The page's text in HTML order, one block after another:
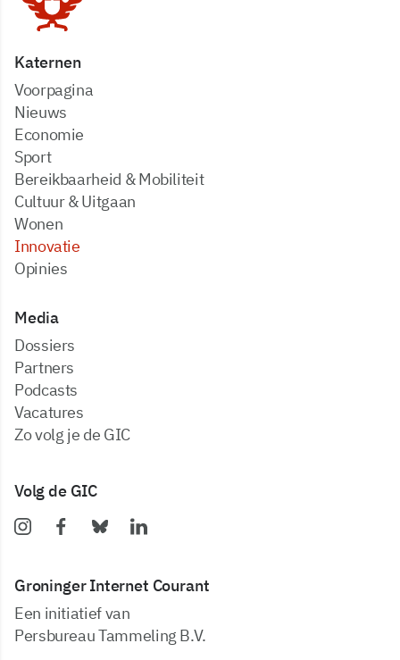
Katernen
Voorpagina
Nieuws
Economie
Sport
Bereikbaarheid & Mobiliteit
Cultuur & Uitgaan
Wonen
Innovatie
Opinies
Media
dossiers
partners
podcasts
vacatures
zo volg je de GIC
Volg de GIC
Groninger Internet Courant
Een initiatief van
Persbureau Tammeling B.V.